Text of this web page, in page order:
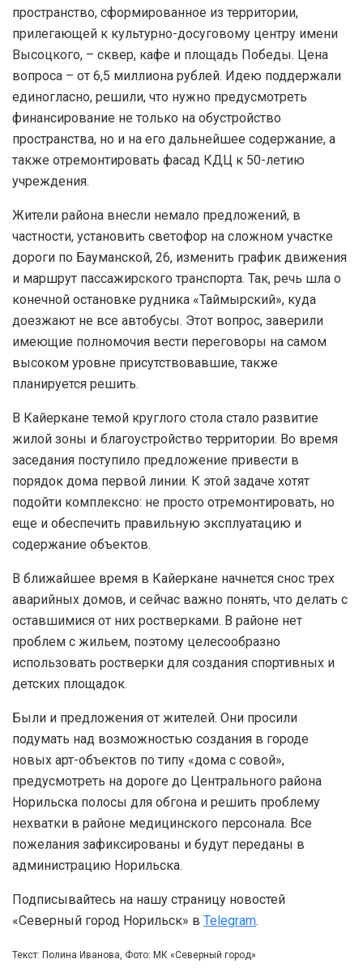
пространство, сформированное из территории,
прилегающей к культурно-досуговому центру имени
Высоцкого, – сквер, кафе и площадь Победы. Цена
вопроса – от 6,5 миллиона рублей. Идею поддержали
единогласно, решили, что нужно предусмотреть
финансирование не только на обустройство
пространства, но и на его дальнейшее содержание, а
также отремонтировать фасад КДЦ к 50-летию
учреждения.
Жители района внесли немало предложений, в
частности, установить светофор на сложном участке
дороги по Бауманской, 26, изменить график движения
и маршрут пассажирского транспорта. Так, речь шла о
конечной остановке рудника «Таймырский», куда
доезжают не все автобусы. Этот вопрос, заверили
имеющие полномочия вести переговоры на самом
высоком уровне присутствовавшие, также
планируется решить.
В Кайеркане темой круглого стола стало развитие
жилой зоны и благоустройство территории. Во время
заседания поступило предложение привести в
порядок дома первой линии. К этой задаче хотят
подойти комплексно: не просто отремонтировать, но
еще и обеспечить правильную эксплуатацию и
содержание объектов.
В ближайшее время в Кайеркане начнется снос трех
аварийных домов, и сейчас важно понять, что делать с
оставшимися от них ростверками. В районе нет
проблем с жильем, поэтому целесообразно
использовать ростверки для создания спортивных и
детских площадок.
Были и предложения от жителей. Они просили
подумать над возможностью создания в городе
новых арт-объектов по типу «дома с совой»,
предусмотреть на дороге до Центрального района
Норильска полосы для обгона и решить проблему
нехватки в районе медицинского персонала. Все
пожелания зафиксированы и будут переданы в
администрацию Норильска.
Подписывайтесь на нашу страницу новостей
«Северный город Норильск» в Telegram.
Текст: Полина Иванова, Фото: МК «Северный город»